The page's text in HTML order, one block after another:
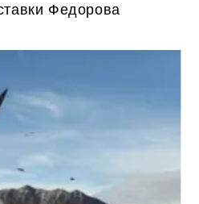
Федорова